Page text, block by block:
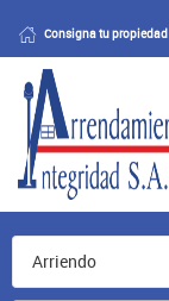
Consigna tu propiedad